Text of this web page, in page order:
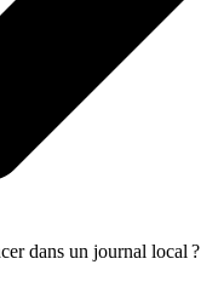
dans un journal local ?